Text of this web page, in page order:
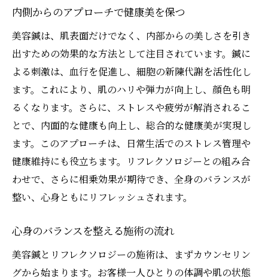
フェイスラインを整えるための日常ケア
美容鍼の施術後におすすめの習慣
美容鍼の効果を高めるセルフマッサージ
フェイスライン改善のための栄養アドバイ
ス
内側からのアプローチで肌のハリを取り戻す美
容鍼のチカラ
肌のハリを取り戻すための美容鍼の役割
コラーゲン生成を促す美容鍼
美容鍼とスキンケアの併用効果
ハリを保つための生活習慣の改善
美容鍼によるエイジングケアの実践
肌の状態に応じた美容鍼の選び方
リフレクソロジーと美容鍼の組み合わせが注目
内側からのアプローチで健康美を保つ
美容鍼は、肌表面だけでなく、内部からの美しさを引き
出すための効果的な方法として注目されています。鍼に
よる刺激は、血行を促進し、細胞の新陳代謝を活性化し
ます。これにより、肌のハリや弾力が向上し、顔色も明
るくなります。さらに、ストレスや疲労が解消されるこ
とで、内面的な健康も向上し、総合的な健康美が実現し
ます。このアプローチは、日常生活でのストレス管理や
健康維持にも役立ちます。リフレクソロジーとの組み合
わせで、さらに相乗効果が期待でき、全身のバランスが
整い、心身ともにリフレッシュされます。
心身のバランスを整える施術の流れ
美容鍼とリフレクソロジーの施術は、まずカウンセリン
グから始まります。お客様一人ひとりの体調や肌の状態